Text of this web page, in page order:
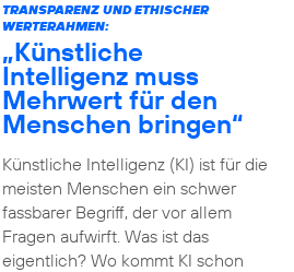
TRANSPARENZ UND ETHISCHER
WERTERAHMEN:
„Künstliche
Intelligenz muss
Mehrwert für den
Menschen bringen“
Künstliche Intelligenz (KI) ist für die
meisten Menschen ein schwer
fassbarer Begriff, der vor allem
Fragen aufwirft. Was ist das
eigentlich? Wo kommt KI schon